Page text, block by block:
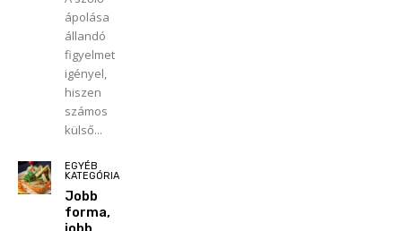
ápolása
állandó
figyelmet
igényel,
hiszen
számos
külső...
EGYÉB
KATEGÓRIA
Jobb
forma,